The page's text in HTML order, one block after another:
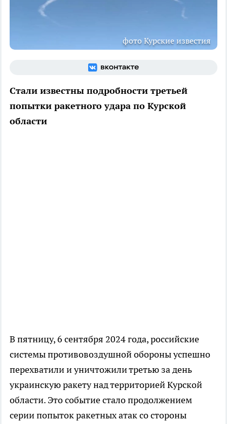
фото Курские известия
Стали известны подробности третьей
попытки ракетного удара по Курской
области
В пятницу, 6 сентября 2024 года, российские
системы противовоздушной обороны успешно
перехватили и уничтожили третью за день
украинскую ракету над территорией Курской
области. Это событие стало продолжением
серии попыток ракетных атак со стороны